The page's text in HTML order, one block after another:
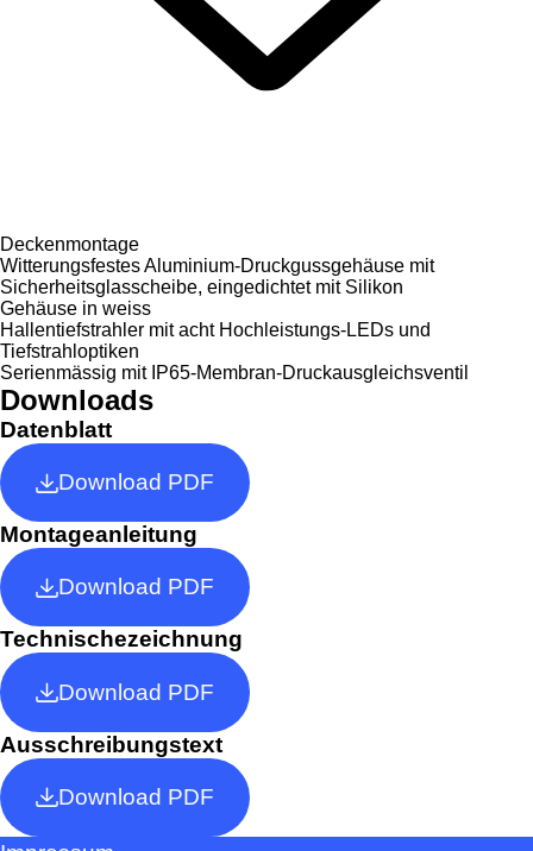
Deckenmontage
Witterungsfestes Aluminium-Druckgussgehäuse mit
Sicherheitsglasscheibe, eingedichtet mit Silikon
Gehäuse in weiss
Hallentiefstrahler mit acht Hochleistungs-LEDs und
Tiefstrahloptiken
Serienmässig mit IP65-Membran-Druckausgleichsventil
Downloads
Datenblatt
Download PDF
Montageanleitung
Download PDF
Technischezeichnung
Download PDF
Ausschreibungstext
Download PDF